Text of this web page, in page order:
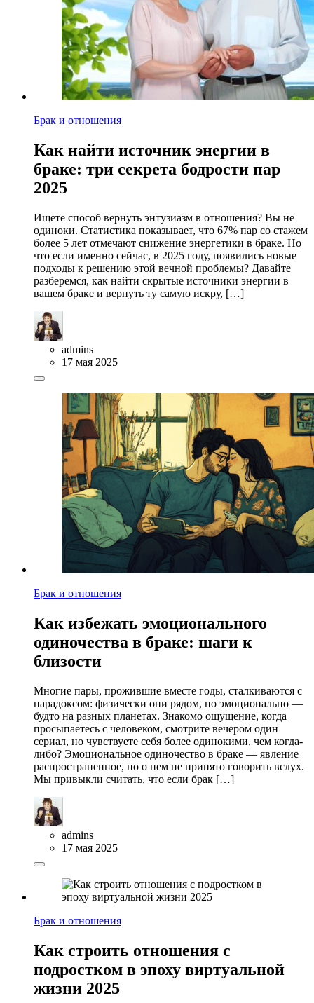
Брак и отношения
Как найти источник энергии в
браке: три секрета бодрости пар
2025
Ищете способ вернуть энтузиазм в отношения? Вы не
одиноки. Статистика показывает, что 67% пар со стажем
более 5 лет отмечают снижение энергетики в браке. Но
что если именно сейчас, в 2025 году, появились новые
подходы к решению этой вечной проблемы? Давайте
разберемся, как найти скрытые источники энергии в
вашем браке и вернуть ту самую искру, […]
admins
17 мая 2025
Брак и отношения
Как избежать эмоционального
одиночества в браке: шаги к
близости
Многие пары, прожившие вместе годы, сталкиваются с
парадоксом: физически они рядом, но эмоционально —
будто на разных планетах. Знакомо ощущение, когда
просыпаетесь с человеком, смотрите вечером один
сериал, но чувствуете себя более одинокими, чем когда-
либо? Эмоциональное одиночество в браке — явление
распространенное, но о нем не принято говорить вслух.
Мы привыкли считать, что если брак […]
admins
17 мая 2025
Брак и отношения
Как строить отношения с
подростком в эпоху виртуальной
жизни 2025